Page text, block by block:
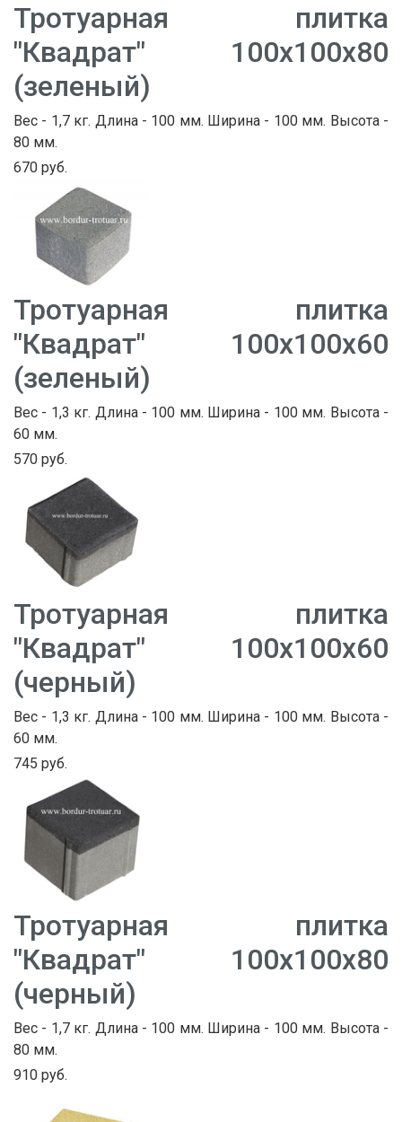
Тротуарная плитка
"Квадрат" 100х100х80
(зеленый)
Вес - 1,7 кг. Длина - 100 мм. Ширина - 100 мм. Высота -
80 мм.
670 руб.
Тротуарная плитка
"Квадрат" 100х100х60
(зеленый)
Вес - 1,3 кг. Длина - 100 мм. Ширина - 100 мм. Высота -
60 мм.
570 руб.
Тротуарная плитка
"Квадрат" 100х100х60
(черный)
Вес - 1,3 кг. Длина - 100 мм. Ширина - 100 мм. Высота -
60 мм.
745 руб.
Тротуарная плитка
"Квадрат" 100х100х80
(черный)
Вес - 1,7 кг. Длина - 100 мм. Ширина - 100 мм. Высота -
80 мм.
910 руб.